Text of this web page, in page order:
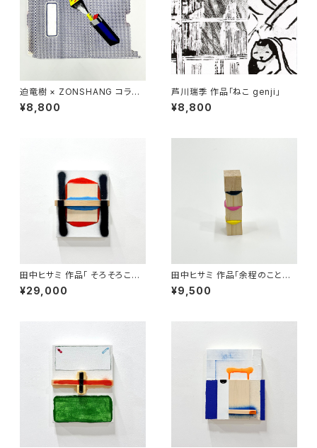
迫竜樹 × ZONSHANG コラボ
スクリーンプリント作品
¥8,800
芦川瑞季 作品「ねこ genji」
¥8,800
田中ヒサミ 作品「 そろそろこの
話題にも飽きてきた」
¥29,000
田中ヒサミ 作品「余程のことが
ない限り1 」
¥9,500